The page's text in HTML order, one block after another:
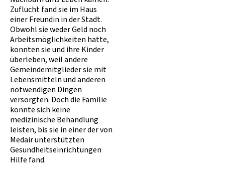
Zuflucht fand sie im Haus
einer Freundin in der Stadt.
Obwohl sie weder Geld noch
Arbeitsmöglichkeiten hatte,
konnten sie und ihre Kinder
überleben, weil andere
Gemeindemitglieder sie mit
Lebensmitteln und anderen
notwendigen Dingen
versorgten. Doch die Familie
konnte sich keine
medizinische Behandlung
leisten, bis sie in einer der von
Medair unterstützten
Gesundheitseinrichtungen
Hilfe fand.